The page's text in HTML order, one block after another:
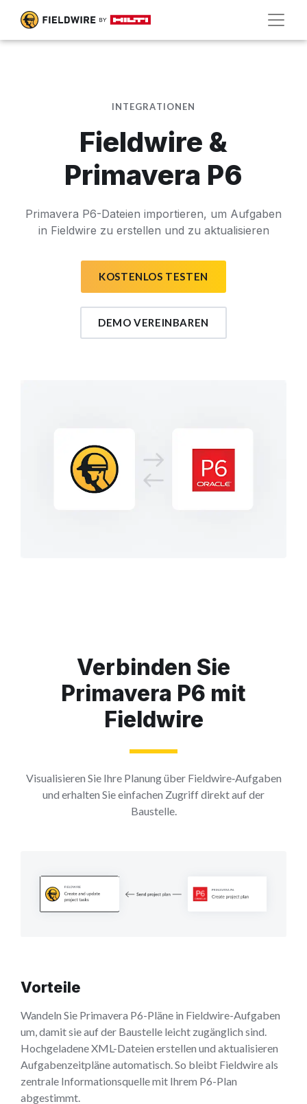
INTEGRATIONEN
Fieldwire &
Primavera P6
Primavera P6-Dateien importieren, um Aufgaben
in Fieldwire zu erstellen und zu aktualisieren
KOSTENLOS TESTEN
DEMO VEREINBAREN
Verbinden Sie
Primavera P6 mit
Fieldwire
Visualisieren Sie Ihre Planung über Fieldwire‑Aufgaben
und erhalten Sie einfachen Zugriff direkt auf der
Baustelle.
Vorteile
Wandeln Sie Primavera P6-Pläne in Fieldwire-Aufgaben
um, damit sie auf der Baustelle leicht zugänglich sind.
Hochgeladene XML-Dateien erstellen und aktualisieren
Aufgabenzeitpläne automatisch. So bleibt Fieldwire als
zentrale Informationsquelle mit Ihrem P6-Plan
abgestimmt.